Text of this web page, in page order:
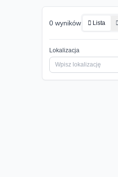
0 wyników Lista
Lokalizacja